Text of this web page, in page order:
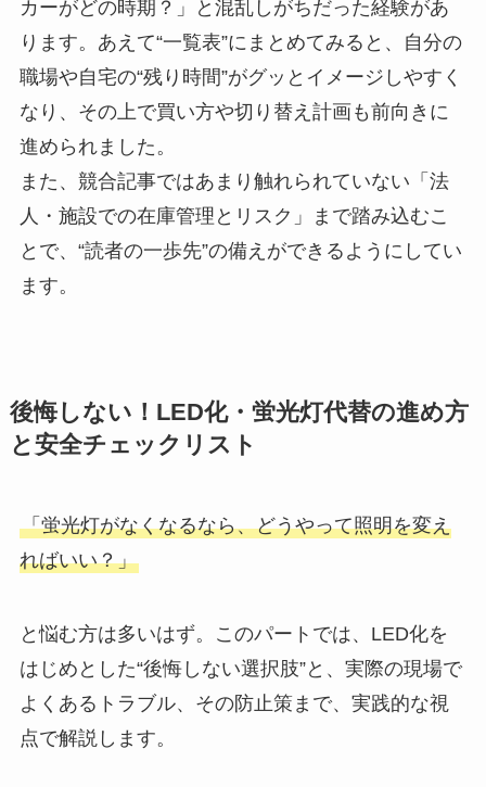
カーがどの時期？」と混乱しがちだった経験があ
ります。あえて“一覧表”にまとめてみると、自分の
職場や自宅の“残り時間”がグッとイメージしやすく
なり、その上で買い方や切り替え計画も前向きに
進められました。
また、競合記事ではあまり触れられていない「法
人・施設での在庫管理とリスク」まで踏み込むこ
とで、“読者の一歩先”の備えができるようにしてい
ます。
後悔しない！LED化・蛍光灯代替の進め方
と安全チェックリスト
「蛍光灯がなくなるなら、どうやって照明を変え
ればいい？」
と悩む方は多いはず。このパートでは、LED化を
はじめとした“後悔しない選択肢”と、実際の現場で
よくあるトラブル、その防止策まで、実践的な視
点で解説します。